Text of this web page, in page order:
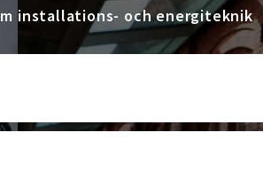
installations- och energiteknik